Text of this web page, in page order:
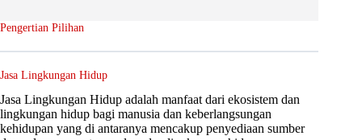
Pengertian Pilihan
Jasa Lingkungan Hidup
Jasa Lingkungan Hidup adalah manfaat dari ekosistem dan
lingkungan hidup bagi manusia dan keberlangsungan
kehidupan yang di antaranya mencakup penyediaan sumber